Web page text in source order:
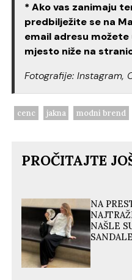
* Ako vas zanimaju
predbilježite se na
email adresu
mjesto niže na
Fotografije: Instagram,
cenc jakna modni brend
PROČITAJTE
NA
NAŠLE
SANDALE